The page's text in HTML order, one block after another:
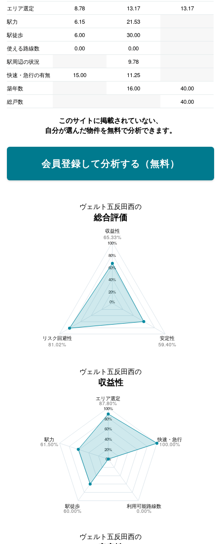
エリア選定
8.78 13.17
13.17
駅力
6.15
21.53
駅徒歩
6.00
30.00
使える路線数
0.00
0.00
駅周辺の状況
9.78
快速・急行の有無
15.00
11.25
築年数
16.00
40.00
総戸数
40.00
このサイトに掲載されていない、
自分が選んだ物件を無料で分析できます。
会員登録して分析する（無料）
ヴェルト五反田西の
総合評価
ヴェルト五反田西の総合評価
100%
80%
60%
40%
20%
0%
収益性
65.33%
リスク回避性
81.02%
安定性
59.40%
ヴェルト五反田西の
収益性
ヴェルト五反田西の収益性
100%
80%
60%
40%
20%
0%
エリア選定
87.80%
駅力
61.50%
駅徒歩
60.00%
利用可能路線数
0.00%
快速・急行
100.00%
ヴェルト五反田西の